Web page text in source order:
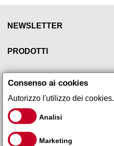
NEWSLETTER
PRODOTTI
IL TUO ACCOUNT
Consenso ai cookies
Autorizzo l'utilizzo dei cookies.
Analisi
Marketing